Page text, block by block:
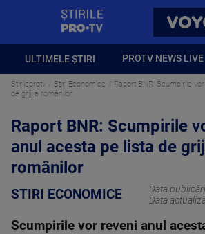
ULTIMELE ȘTIRI PROTV NEWS LIVE
Stirileprotv Stiri Economice
Raport BNR: Scumpirile
de griji a românilor
Raport BNR: Scumpirile
anul acesta pe lista de
românilor
STIRI ECONOMICE Data
Data
Scumpirile vor reveni anul